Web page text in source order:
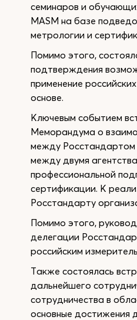
семинаров и
MASM на базе
метрологии и
Помимо этого,
подтверждения
применение
основе.
Ключевым событием
Меморандума о
между Росстандартом
между двумя
профессиональной
сертификации. К
Росстандарту
Помимо этого,
делегации
российским
Также состоялась
дальнейшего
сотрудничества в
основные достижения